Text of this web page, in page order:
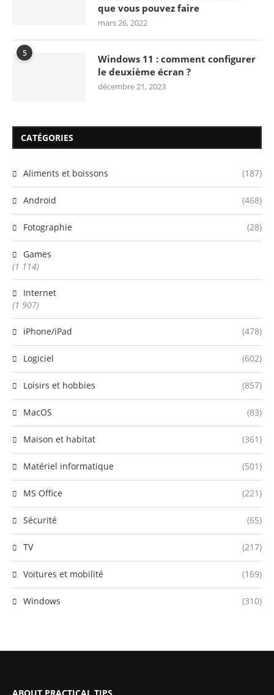
que vous pouvez faire
mars 26, 2022
5
Windows 11 : comment configurer
le deuxième écran ?
décembre 21, 2023
CATÉGORIES
Aliments et boissons (187)
Android (468)
Fotographie (28)
Games
(1 114)
Internet
(1 907)
iPhone/iPad (478)
Logiciel (602)
Loisirs et hobbies (857)
MacOS (83)
Maison et habitat (361)
Matériel informatique (501)
MS Office (221)
Sécurité (65)
TV (217)
Voitures et mobilité (169)
Windows (310)